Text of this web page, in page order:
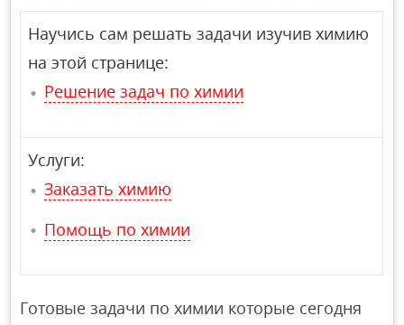
Научись сам решать задачи изучив химию
на этой странице:
Решение задач по химии
Услуги:
Заказать химию
Помощь по химии
Готовые задачи по химии которые сегодня